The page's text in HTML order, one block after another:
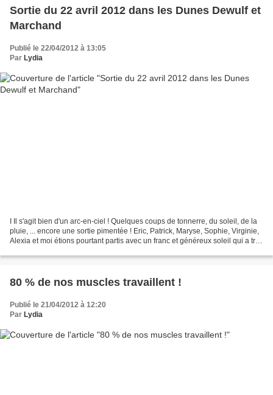
Sortie du 22 avril 2012 dans les Dunes Dewulf et
Marchand
Publié le 22/04/2012 à 13:05
Par Lydia
I Il s'agit bien d'un arc-en-ciel ! Quelques coups de tonnerre, du soleil, de la
pluie, ... encore une sortie pimentée ! Eric, Patrick, Maryse, Sophie, Virginie,
Alexia et moi étions pourtant partis avec un franc et généreux soleil qui a très
80 % de nos muscles travaillent !
Publié le 21/04/2012 à 12:20
Par Lydia